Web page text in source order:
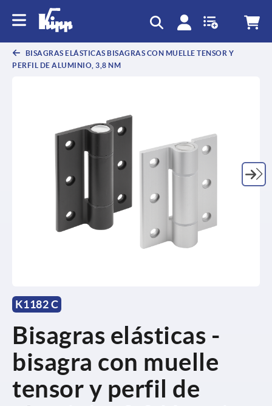
BISAGRAS ELÁSTICAS BISAGRAS CON MUELLE TENSOR Y
PERFIL DE ALUMINIO, 3,8 NM
K1182 C
Bisagras elásticas -
bisagra con muelle
tensor y perfil de